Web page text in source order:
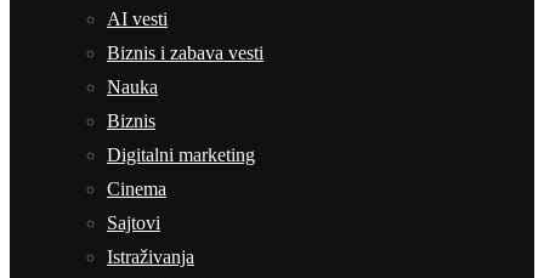
AI vesti
Biznis i zabava vesti
Nauka
Biznis
Digitalni marketing
Cinema
Sajtovi
Istraživanja